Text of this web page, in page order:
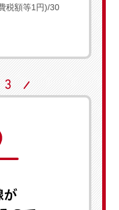
税額等1円)/30